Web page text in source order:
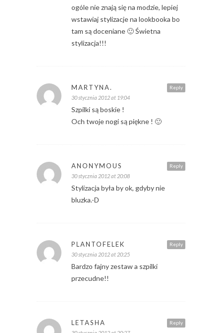
ogóle nie znają się na modzie, lepiej
wstawiaj stylizacje na lookbooka bo
tam są doceniane 🙂 Świetna
stylizacja!!!
Reply
MARTYNA.
30 stycznia 2012 at 19:04
Szpilki są boskie !
Och twoje nogi są piękne ! 🙂
Reply
ANONYMOUS
30 stycznia 2012 at 20:08
Stylizacja była by ok, gdyby nie
bluzka.-D
Reply
PLANTOFELEK
30 stycznia 2012 at 20:25
Bardzo fajny zestaw a szpilki
przecudne!!
Reply
LETASHA